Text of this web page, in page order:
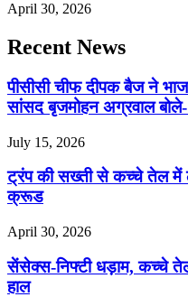
April 30, 2026
Recent News
पीसीसी चीफ दीपक बैज ने
सांसद बृजमोहन अग्रवाल
July 15, 2026
ट्रंप की सख्ती से कच्चे तेल में
क्रूड
April 30, 2026
सेंसेक्स-निफ्टी धड़ाम, कच्चे तेल
हाल